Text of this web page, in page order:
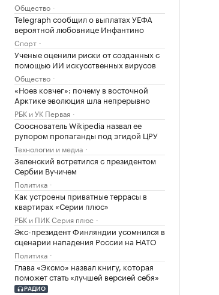
Общество
Telegraph сообщил о выплатах УЕФА
вероятной любовнице Инфантино
Спорт
Ученые оценили риски от созданных с
помощью ИИ искусственных вирусов
Общество
«Ноев ковчег»: почему в восточной
Арктике эволюция шла непрерывно
РБК и УК Первая
Сооснователь Wikipedia назвал ее
рупором пропаганды под эгидой ЦРУ
Технологии и медиа
Зеленский встретился с президентом
Сербии Вучичем
Политика
Как устроены приватные террасы в
квартирах «Серии плюс»
РБК и ПИК Серия плюс
Экс-президент Финляндии усомнился в
сценарии нападения России на НАТО
Политика
Глава «Эксмо» назвал книгу, которая
поможет стать «лучшей версией себя»
РАДИО